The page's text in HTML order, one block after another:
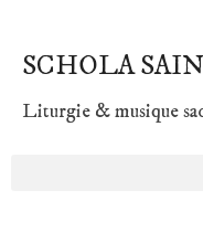
SCHOLA
Liturgie & musique